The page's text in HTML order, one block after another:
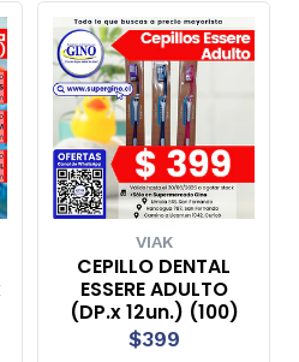
VIAK
CEPILLO DENTAL
ESSERE ADULTO
(DP.x 12un.) (100)
$399